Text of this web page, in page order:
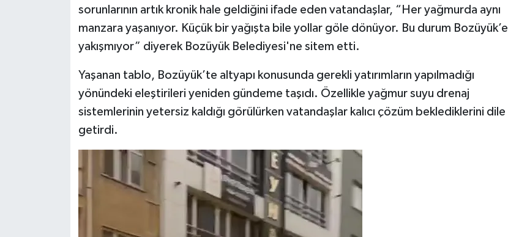
sorunlarının artık kronik hale geldiğini ifade eden vatandaşlar, “Her yağmurda aynı
manzara yaşanıyor. Küçük bir yağışta bile yollar göle dönüyor. Bu durum Bozüyük’e
yakışmıyor” diyerek Bozüyük Belediyesi'ne sitem etti.
Yaşanan tablo, Bozüyük’te altyapı konusunda gerekli yatırımların yapılmadığı
yönündeki eleştirileri yeniden gündeme taşıdı. Özellikle yağmur suyu drenaj
sistemlerinin yetersiz kaldığı görülürken vatandaşlar kalıcı çözüm beklediklerini dile
getirdi.